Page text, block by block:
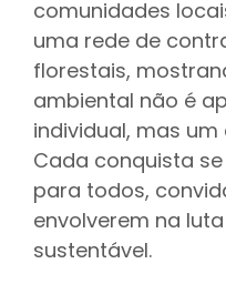
comunidades
uma rede de
florestais,
ambiental não é
individual, mas
Cada conquista
para todos,
envolverem na
sustentável.